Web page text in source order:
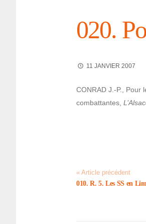
020.
11 JANVIER 2007
CONRAD J.-P., Pour
combat­tantes,
« Article précédent
010. R. 5. Les SS en